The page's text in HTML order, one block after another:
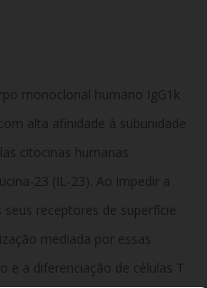
monoclonal humano IgG1k
alta afinidade à subunidade
citocinas humanas
23 (IL-23). Ao impedir a
receptores de superfície
mediada por essas
e a diferenciação de células T